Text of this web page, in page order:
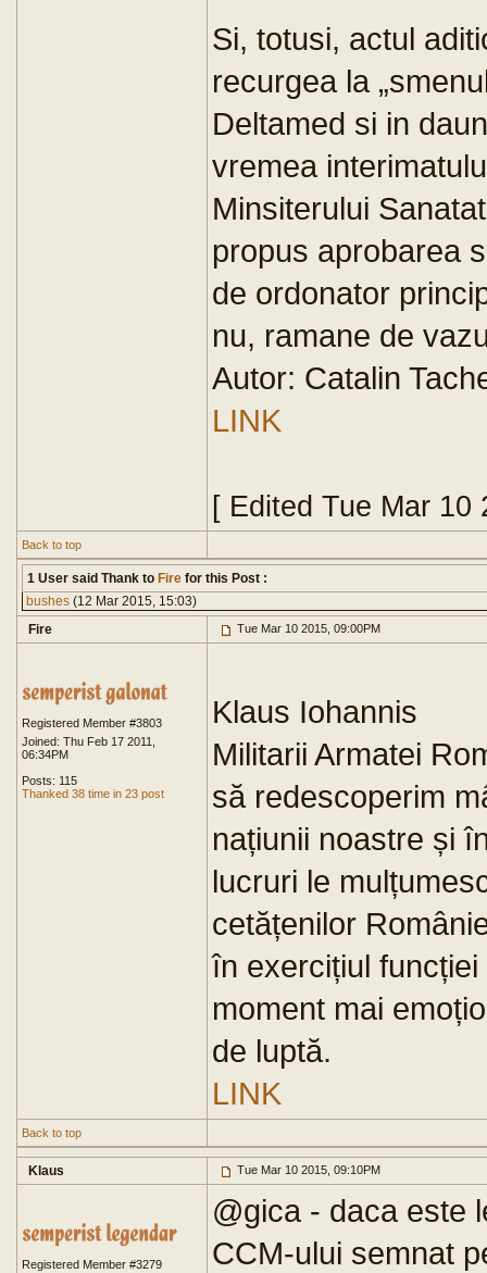
Si, totusi, actul
recurgea la
Deltamed si in
vremea
Minsiterului
propus aprobarea
de ordonator
nu, ramane de
Autor: Catalin
LINK
[ Edited Tue Mar 10
Back to top
1 User said Thank to Fire for this Post :
bushes (12 Mar 2015, 15:03)
Fire
Tue Mar 10 2015, 09:00PM
Registered Member #3803
Joined: Thu Feb 17 2011,
06:34PM
Posts: 115
Thanked 38 time in 23 post
Klaus Iohannis
Militarii Armatei
să redescoperim
națiunii noastre și
lucruri le
cetățenilor
în exercițiul
moment mai
de luptă.
LINK
Back to top
Klaus Tue Mar 10 2015, 09:10PM
Registered Member #3279
@gica - daca este
CCM-ului semnat